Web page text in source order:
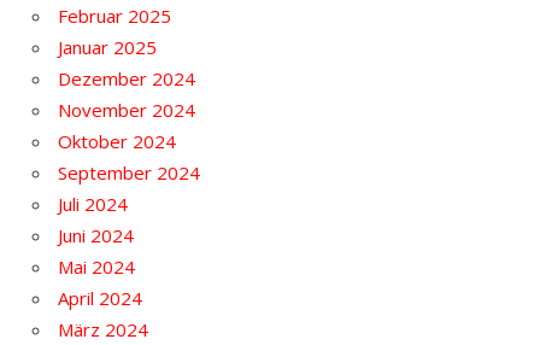
Februar 2025
Januar 2025
Dezember 2024
November 2024
Oktober 2024
September 2024
Juli 2024
Juni 2024
Mai 2024
April 2024
März 2024